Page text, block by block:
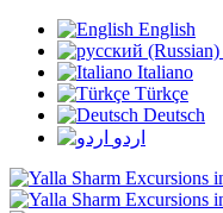
English
Italiano
Türkçe
Deutsch
اردو